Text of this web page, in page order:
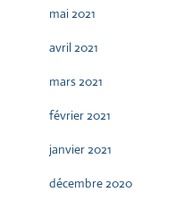
mai 2021
avril 2021
mars 2021
février 2021
janvier 2021
décembre 2020